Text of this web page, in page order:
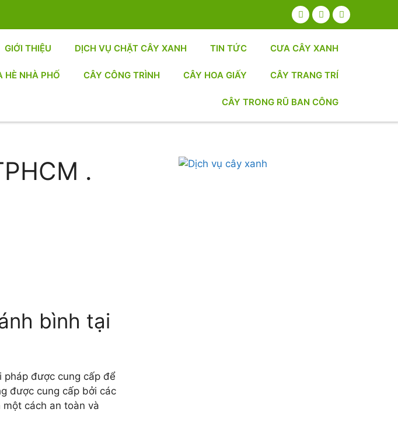
GIỚI THIỆU DỊCH VỤ CHẶT CÂY XANH TIN TỨC CƯA CÂY XANH
HÈ NHÀ PHỐ CÂY CÔNG TRÌNH CÂY HOA GIẤY CÂY TRANG TRÍ
CÂY TRONG RŨ BAN CÔNG
.
bình tại
pháp được cung cấp để
được cung cấp bởi các
cách an toàn và